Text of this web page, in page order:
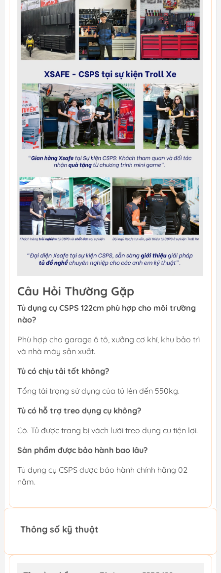
Câu Hỏi Thường Gặp
Tủ dụng cụ CSPS 122cm phù hợp cho môi trường
nào?
Phù hợp cho garage ô tô, xưởng cơ khí, khu bảo trì
và nhà máy sản xuất.
Tủ có chịu tải tốt không?
Tổng tải trọng sử dụng của tủ lên đến 550kg.
Tủ có hỗ trợ treo dụng cụ không?
Có. Tủ được trang bị vách lưới treo dụng cụ tiện lợi.
Sản phẩm được bảo hành bao lâu?
Tủ dụng cụ CSPS được bảo hành chính hãng 02
năm.
Thông số kỹ thuật